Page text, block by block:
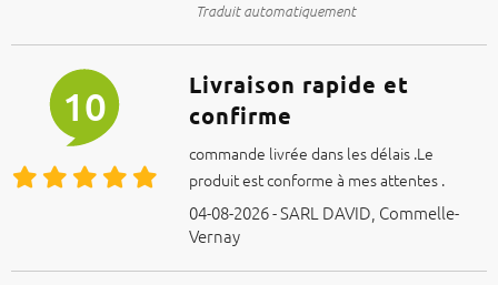
Traduit automatiquement
10
Livraison rapide et
confirme
commande livrée dans les délais .Le
produit est conforme à mes attentes .
04-08-2026 - SARL DAVID, Commelle-
Vernay